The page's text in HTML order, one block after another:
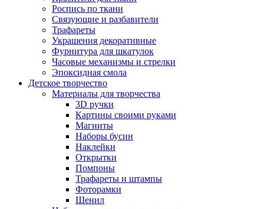
Роспись по ткани
Связующие и разбавители
Трафареты
Украшения декоративные
Фурнитура для шкатулок
Часовые механизмы и стрелки
Эпоксидная смола
Детское творчество
Материалы для творчества
3D ручки
Картины своими руками
Магниты
Наборы бусин
Наклейки
Открытки
Помпоны
Трафареты и штампы
Фоторамки
Шенил